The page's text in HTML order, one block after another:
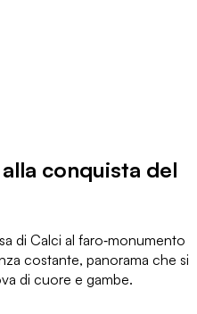
conquista del
di Calci al faro‑monumento
costante, panorama che si
di cuore e gambe.